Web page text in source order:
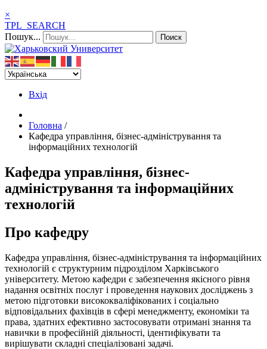
×
TPL_SEARCH
Пошук...
Поиск
Вхід
Головна /
Кафедра управління, бізнес-адміністрування та
інформаційних технологій
Кафедра управління, бізнес-
адміністрування та інформаційних
технологій
Про кафедру
Кафедра управління, бізнес-адміністрування та інформаційних
технологій є структурним підрозділом Харківського
університету. Метою кафедри є забезпечення якісного рівня
надання освітніх послуг і проведення наукових досліджень з
метою підготовки висококваліфікованих і соціально
відповідальних фахівців в сфері менеджменту, економіки та
права, здатних ефективно застосовувати отримані знання та
навички в професійній діяльності, ідентифікувати та
вирішувати складні спеціалізовані задачі.